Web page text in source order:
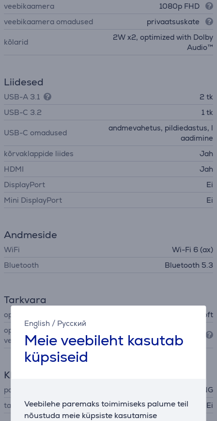
English / Русский
Meie veebileht kasutab
küpsiseid
Veebilehe paremaks toimimiseks palume teil
nõustuda meie küpsiste kasutamise
veebikaamera
1080p FHD
veebikaamera omadused
privaatsuskate
kõlarid
2W x2, optimized with Dolby
Audio™
Liidesed
USB-A 3.1
2 tk
USB-C 3.2
1 tk
USB-C omadused
andmevahetus, pildiedastus, l
aadimine
kõrvaklappide liides
Jah
HDMI
Jah
DisplayPort
Ei
Mini DisplayPort
Ei
Andmeside
WiFi
Wi-Fi 6 (ax)
Bluetooth
Bluetooth 5.3
Tarkvara
operatsioonisüsteem
Microsoft
operatsioonisüsteemi
versioon
Windows 11 Home
Klaviatuur
paigutus
ENG
taustvalgustus
Ei